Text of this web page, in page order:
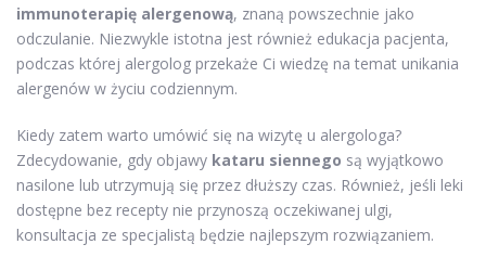
immunoterapię alergenową, znaną powszechnie jako
odczulanie. Niezwykle istotna jest również edukacja pacjenta,
podczas której alergolog przekaże Ci wiedzę na temat unikania
alergenów w życiu codziennym.
Kiedy zatem warto umówić się na wizytę u alergologa?
Zdecydowanie, gdy objawy kataru siennego są wyjątkowo
nasilone lub utrzymują się przez dłuższy czas. Również, jeśli leki
dostępne bez recepty nie przynoszą oczekiwanej ulgi,
konsultacja ze specjalistą będzie najlepszym rozwiązaniem.